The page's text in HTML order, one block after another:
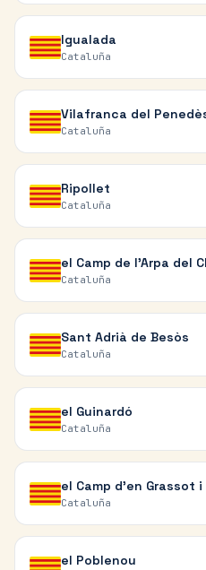
Igualada
Cataluña
Vilafranca del
Cataluña
Ripollet
Cataluña
el Camp de l'Arpa del
Cataluña
Sant Adrià de Besòs
Cataluña
el Guinardó
Cataluña
el Camp d'en Grassot i
Cataluña
el Poblenou